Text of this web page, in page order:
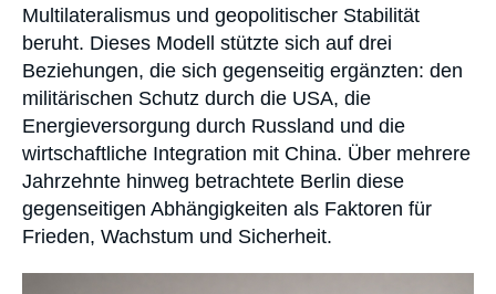
Multilateralismus und geopolitischer Stabilität
beruht. Dieses Modell stützte sich auf drei
Beziehungen, die sich gegenseitig ergänzten: den
militärischen Schutz durch die USA, die
Energieversorgung durch Russland und die
wirtschaftliche Integration mit China. Über mehrere
Jahrzehnte hinweg betrachtete Berlin diese
gegenseitigen Abhängigkeiten als Faktoren für
Frieden, Wachstum und Sicherheit.